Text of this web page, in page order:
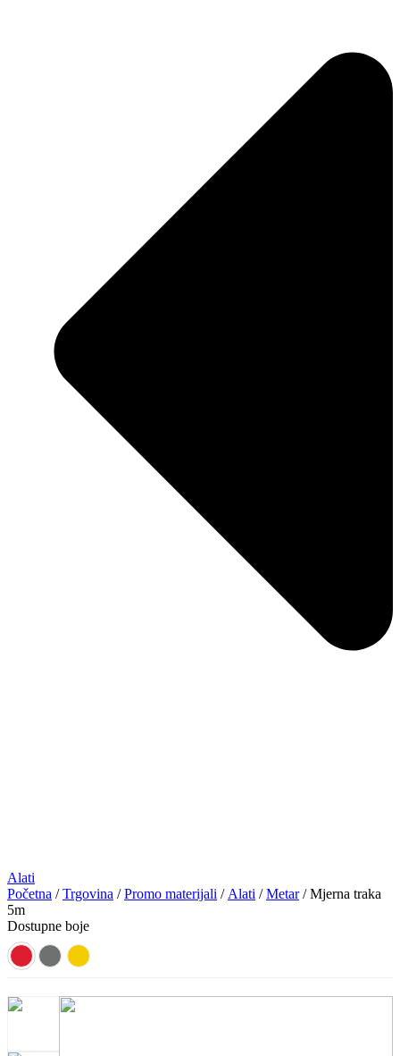
Alati
Početna /Trgovina /Promo materijali / Alati /Metar/ Mjerna traka
5m
Dostupne boje